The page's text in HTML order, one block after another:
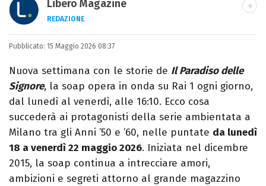
Libero Magazine
REDAZIONE
E-MAIL
INSTAGRAM FACEBOOK
Libero Magazine è il canale del portale
Libero.it dedicato al mondo della
televisione, dello spettacolo e del gossip.
Pubblicato: 15 Maggio 2026 08:37
Nuova settimana con le storie de Il Paradiso delle
Signore, la soap opera in onda su Rai 1 ogni giorno,
dal lunedì al venerdì, alle 16:10. Ecco cosa
succederà ai protagonisti della serie ambientata a
Milano tra gli Anni ’50 e ’60, nelle puntate da lunedì
18 a venerdì 22 maggio 2026. Iniziata nel dicembre
2015, la soap continua a intrecciare amori,
ambizioni e segreti attorno al grande magazzino